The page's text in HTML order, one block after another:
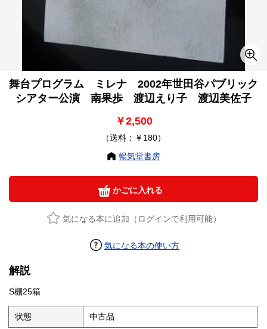
舞台プログラム ミレナ 2002年世田谷パブリック
シアター公演 南果歩 渡辺えり子 渡辺美佐子
￥2,500
（送料：￥180）
暢気堂書房
かごに入れる
気になる本に追加（ログインで利用可能）
気になる本の使い方
解説
S棚25箱
状態 中古品